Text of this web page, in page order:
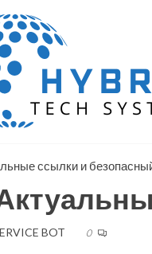
ссылки и
BOT 0